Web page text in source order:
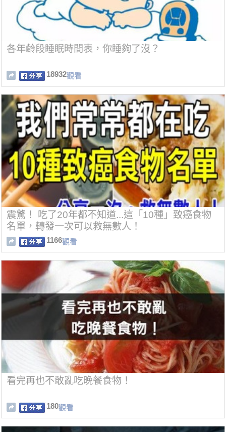
各年齡段睡眠時間表，你睡夠了沒？
18932觀看
震驚！ 吃了20年都不知道...這「10種」致癌食物
名單，轉發一次可以救無數人！
1166觀看
看完再也不敢亂吃晚餐食物！
180觀看